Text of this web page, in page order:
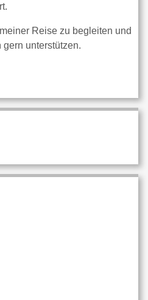
Reise zu begleiten und
unterstützen.